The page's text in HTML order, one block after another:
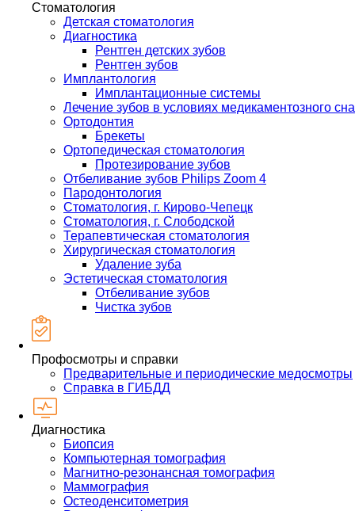
Стоматология
Детская стоматология
Диагностика
Рентген детских зубов
Рентген зубов
Имплантология
Имплантационные системы
Лечение зубов в условиях медикаментозного сна
Ортодонтия
Брекеты
Ортопедическая стоматология
Протезирование зубов
Отбеливание зубов Philips Zoom 4
Пародонтология
Стоматология, г. Кирово-Чепецк
Стоматология, г. Слободской
Терапевтическая стоматология
Хирургическая стоматология
Удаление зуба
Эстетическая стоматология
Отбеливание зубов
Чистка зубов
Профосмотры и справки
Предварительные и периодические медосмотры
Справка в ГИБДД
Диагностика
Биопсия
Компьютерная томография
Магнитно-резонансная томография
Маммография
Остеоденситометрия